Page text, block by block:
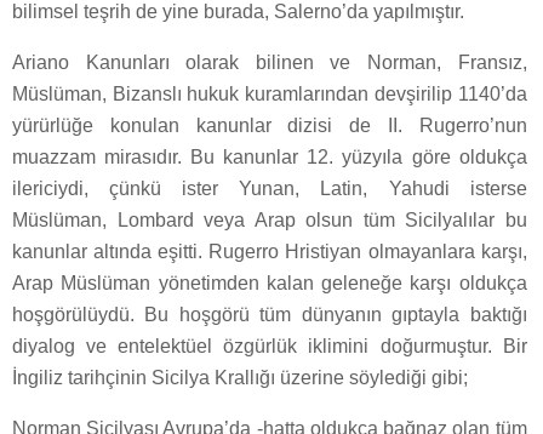
bilimsel teşrih de yine burada, Salerno’da yapılmıştır.
Ariano Kanunları olarak bilinen ve Norman, Fransız,
Müslüman, Bizanslı hukuk kuramlarından devşirilip 1140’da
yürürlüğe konulan kanunlar dizisi de II. Rugerro’nun
muazzam mirasıdır. Bu kanunlar 12. yüzyıla göre oldukça
ilericiydi, çünkü ister Yunan, Latin, Yahudi isterse
Müslüman, Lombard veya Arap olsun tüm Sicilyalılar bu
kanunlar altında eşitti. Rugerro Hristiyan olmayanlara karşı,
Arap Müslüman yönetimden kalan geleneğe karşı oldukça
hoşgörülüydü. Bu hoşgörü tüm dünyanın gıptayla baktığı
diyalog ve entelektüel özgürlük iklimini doğurmuştur. Bir
İngiliz tarihçinin Sicilya Krallığı üzerine söylediği gibi;
Norman Sicilyası Avrupa’da -hatta oldukça bağnaz olan tüm